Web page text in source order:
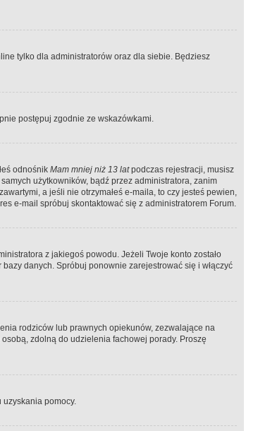
tylko dla administratorów oraz dla siebie. Będziesz
postępuj zgodnie ze wskazówkami.
odnośnik Mam mniej niż 13 latpodczas rejestracji, musisz
użytkowników, bądź przez administratora, zanim
a jeśli nie otrzymałeś e-maila, to czy jesteś pewien,
e-mail spróbuj skontaktować się z administratorem Forum.
z jakiegoś powodu. Jeżeli Twoje konto zostało
danych. Spróbuj ponownie zarejestrować się i włączyć
rodziców lub prawnych opiekunów, zezwalające na
zdolną do udzielenia fachowej porady. Proszę
uzyskania pomocy.